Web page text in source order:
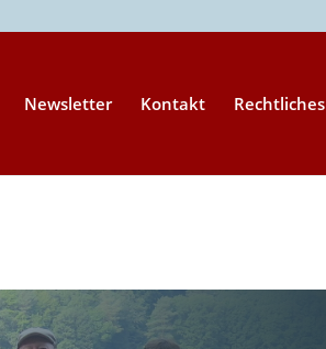
Newsletter Kontakt Rechtliches